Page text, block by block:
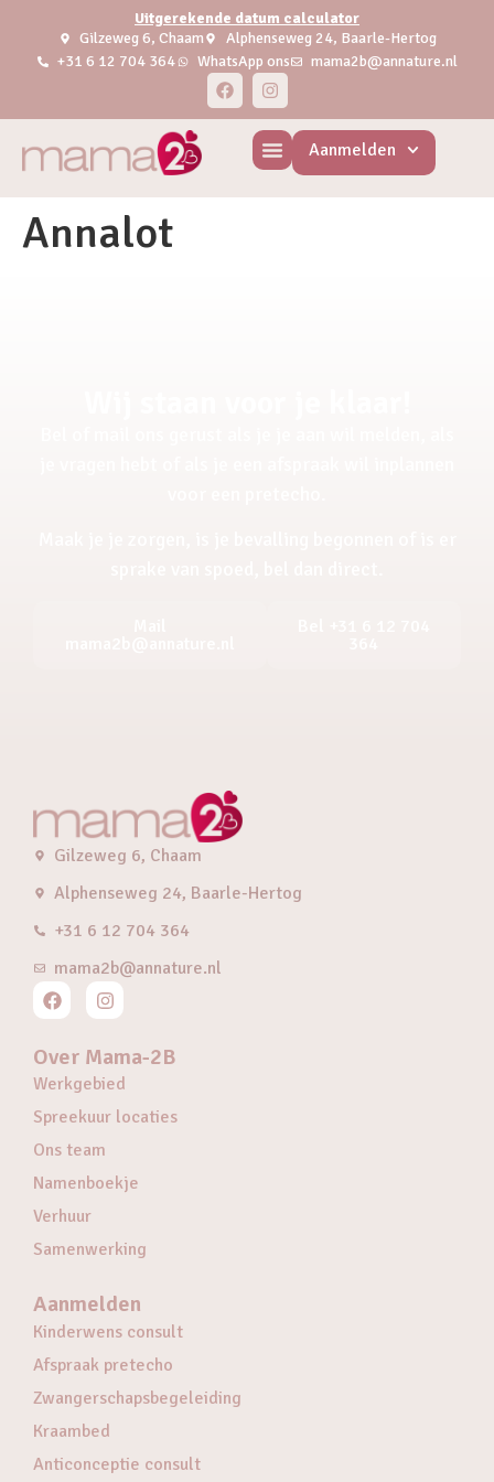
Uitgerekende datum calculator
Gilzeweg 6, Chaam
Alphenseweg 24, Baarle-Hertog
+31 6 12 704 364
WhatsApp ons mama2b@annature.nl
Aanmelden
Annalot
Gilzeweg 6, Chaam
Alphenseweg 24, Baarle-Hertog
+31 6 12 704 364
mama2b@annature.nl
Over Mama-2B
Werkgebied
Spreekuur locaties
Ons team
Namenboekje
Verhuur
Samenwerking
Aanmelden
Kinderwens consult
Afspraak pretecho
Zwangerschapsbegeleiding
Kraambed
Anticonceptie consult